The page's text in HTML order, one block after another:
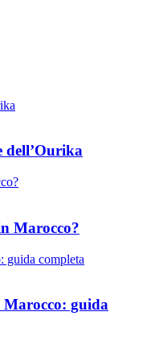
dell’Ourika
Marocco?
guida completa
Marocco: guida